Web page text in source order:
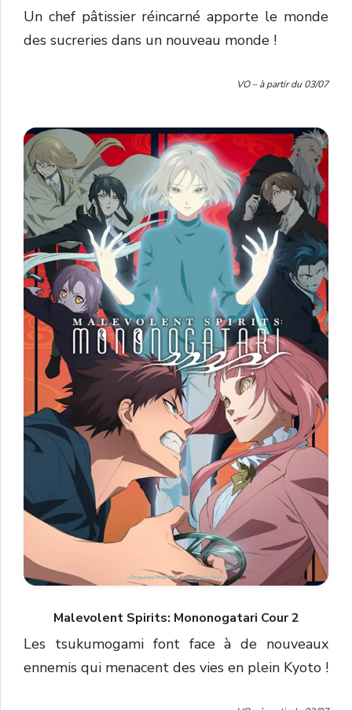
Un chef pâtissier réincarné apporte le monde
des sucreries dans un nouveau monde !
VO – à partir du 03/07
Malevolent Spirits: Mononogatari Cour 2
Les tsukumogami font face à de nouveaux
ennemis qui menacent des vies en plein Kyoto !